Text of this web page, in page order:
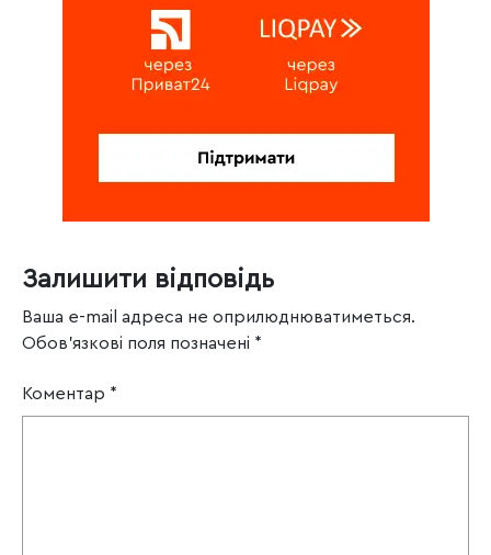
Залишити відповідь
Ваша e-mail адреса не оприлюднюватиметься.
Обов’язкові поля позначені *
Коментар *